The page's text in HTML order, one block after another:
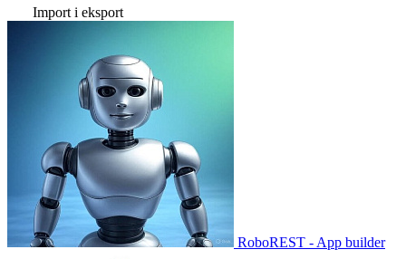
Import i eksport
RoboREST - App builder